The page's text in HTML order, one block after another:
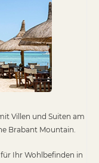
Villen und Suiten am
Brabant Mountain.
Ihr Wohlbefinden in